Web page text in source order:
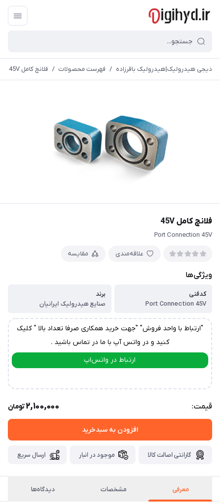
دیجی هیدرولیک|هیدرولیک باقرزاده / فهرست محصولات / فلانچ کامل 45V
فلانچ کامل 45V
Port Connection 45V
علاقه‌مندی مقایسه
ویژگی‌ها
کدفنی
Port Connection 45V
برند
صنایع هیدرولیک ایرانیان
"ارتباط با واحد فروش" "جهت خرید همکاری صرفا تعداد بالا " کلیک
کنید و در واتس آپ با ما در تماس باشید .
ارتباط در واتس‌اپ
قیمت: 2,100,000تومان
افزودن به سبدخرید
گارانتی اصالت کالا موجود در انبار ارسال سریع
معرفی مشخصات دیدگاه‌ها